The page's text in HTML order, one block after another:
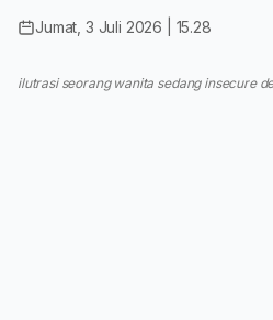
Jumat, 3 Juli 2026 | 15.28
ilutrasi seorang wanita sedang insecure